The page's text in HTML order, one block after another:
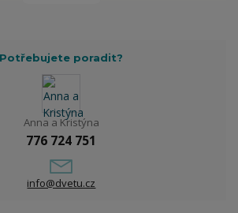
Potřebujete poradit?
Anna a Kristýna
776 724 751
info@dvetu.cz